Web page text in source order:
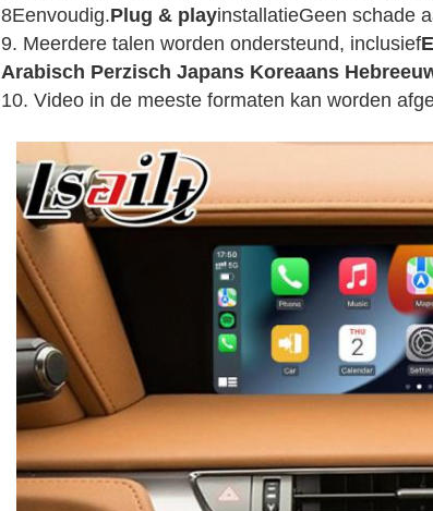
8Eenvoudig.Plug & playinstallatieGeen schade
9. Meerdere talen worden ondersteund, inclusief
Arabisch Perzisch Japans Koreaans
10. Video in de meeste formaten kan worden